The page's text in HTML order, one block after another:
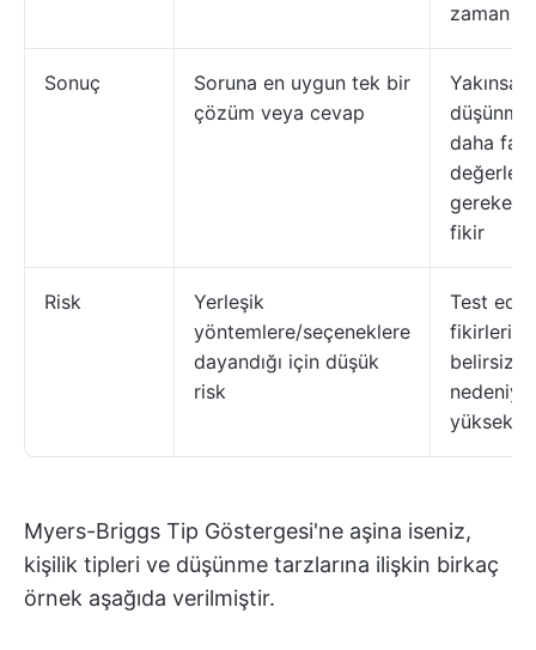
zaman
Sonuç
Soruna en uygun tek bir
çözüm veya cevap
Yakınsak
daha
gereken
fikir
Risk
Yerleşik
yöntemlere/seçeneklere
dayandığı için düşük
risk
Test
fikirlerin
nedeniyle
yüksek
Myers-Briggs Tip Göstergesi'ne aşina iseniz,
kişilik tipleri ve düşünme tarzlarına ilişkin birkaç
örnek aşağıda verilmiştir.